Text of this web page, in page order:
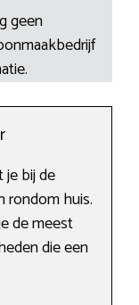
geen
bij de
rondom huis.
de meest
die een